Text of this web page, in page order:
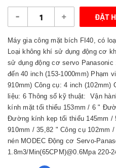
- + ĐẶT
Máy gia công mặt bích FI40, có
Loại không khí sử dụng động cơ
sử dụng động cơ servo
đến 40 inch (153-1000mm) Phạm
910mm) Công cụ: 4 inch
liệu: 6 Thông số kỹ thuật: Vận
kính mặt tối thiểu 153mm / 6 "
Đường kính kẹp tối thiểu 145mm
910mm / 35,82 " Công cụ 102mm
nén MODEC Động cơ Servo-
1.8m3/Min(65CPM)@0.6Mpa 220-